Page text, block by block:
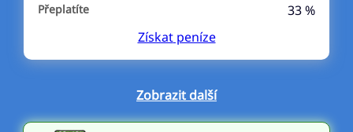
Přeplatíte
33 %
Získatpeníze
Zobrazit další